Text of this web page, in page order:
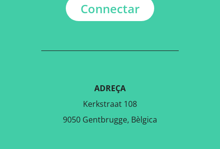
Connectar
ADREÇA
Kerkstraat 108
9050 Gentbrugge, Bèlgica